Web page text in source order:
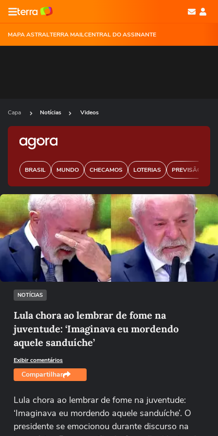
MAPA ASTRALTERRA MAILCENTRAL DO ASSINANTE
Capa Notícias Videos
BRASIL MUNDO CHECAMOS LOTERIAS PREVISÃO DO
Ops!
Não foi possível reproduzir o vídeo
Tentar novamente
NOTÍCIAS
Lula chora ao lembrar de fome na
juventude: ‘Imaginava eu mordendo
aquele sanduíche’
Exibir comentários
Compartilhar
Lula chora ao lembrar de fome na juventude:
‘Imaginava eu mordendo aquele sanduíche’. O
presidente se emocionou durante discurso na